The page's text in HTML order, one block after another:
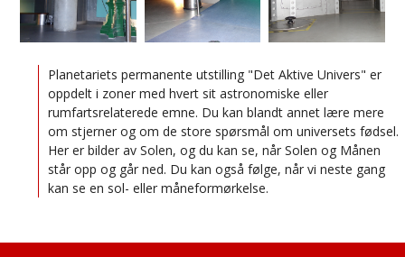
Planetariets permanente utstilling "Det Aktive Univers" er
oppdelt i zoner med hvert sit astronomiske eller
rumfartsrelaterede emne. Du kan blandt annet lære mere
om stjerner og om de store spørsmål om universets fødsel.
Her er bilder av Solen, og du kan se, når Solen og Månen
står opp og går ned. Du kan også følge, når vi neste gang
kan se en sol- eller måneformørkelse.